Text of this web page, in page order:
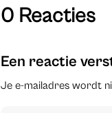
0 Reacties
Een reactie
Je e-mailadres wordt